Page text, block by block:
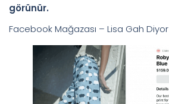
görünür.
Facebook Mağazası – Lisa Gah Diyor